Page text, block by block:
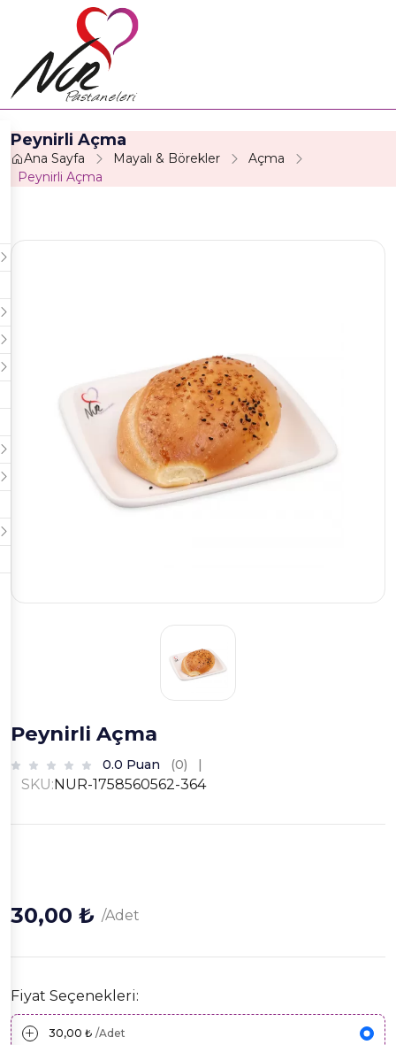
Peynirli Açma
Ana Sayfa Mayalı & Börekler
Açma
Peynirli Açma
Peynirli Açma
0.0 Puan (0) |
SKU: NUR-1758560562-364
30,00 ₺ /Adet
Fiyat Seçenekleri:
30,00 ₺ /Adet